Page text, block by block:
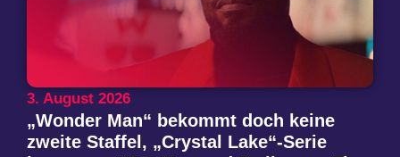
3. August 2026
„Wonder Man“ bekommt doch keine
zweite Staffel, „Crystal Lake“-Serie